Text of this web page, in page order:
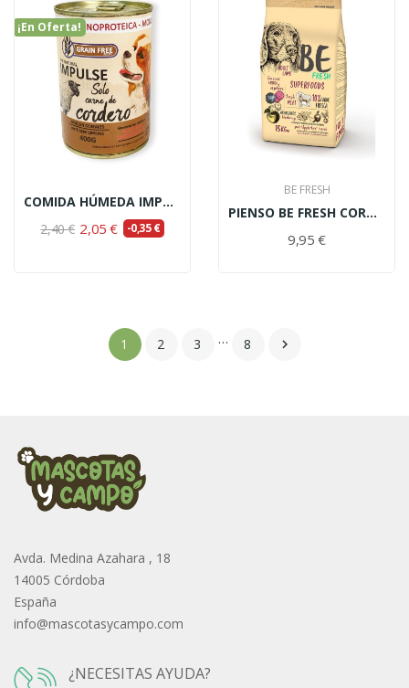
¡En Oferta!
COMIDA HÚMEDA IMPULSE NATURAL CORDERO 400GR
2,40 € 2,05 € -0,35 €
BE FRESH
PIENSO BE FRESH CORDERO 3KG
9,95 €
1 2 3 … 8 
Avda. Medina Azahara , 18
14005 Córdoba
España
info@mascotasycampo.com
¿NECESITAS AYUDA?